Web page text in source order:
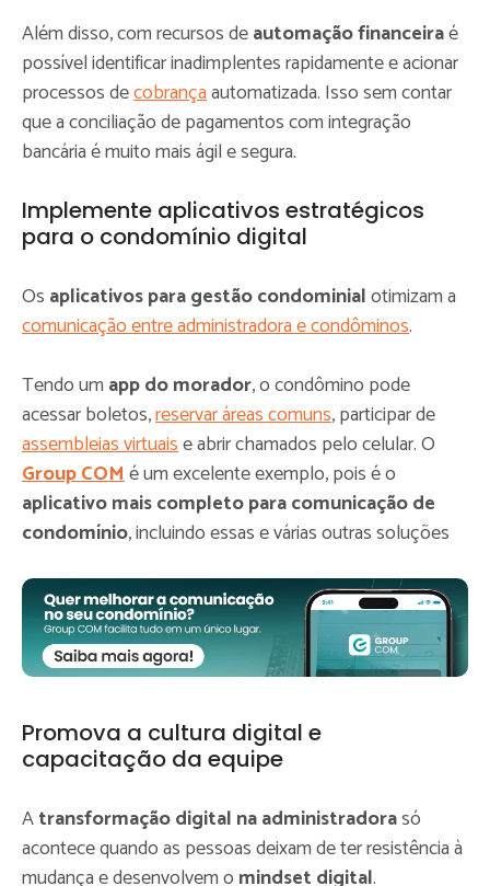
Além disso, com recursos deautomação financeiraé
possível identificar inadimplentes rapidamente e acionar
processos decobrançaautomatizada. Isso sem contar
que a conciliação de pagamentos com integração
bancária é muito mais ágil e segura.
Implemente aplicativos estratégicos
para o condomínio digital
Os aplicativos para gestão condominialotimizam a
comunicação entre administradora e condôminos.
Tendo um app do morador, o condômino pode
acessar boletos,reservar áreas comuns, participar de
assembleias virtuaise abrir chamados pelo celular. O
Group COMé um excelente exemplo, pois é o
aplicativo mais completo para comunicação de
condomínio, incluindo essas e várias outras soluções
Promova a cultura digital e
capacitação da equipe
Atransformação digital na administradorasó
acontece quando as pessoas deixam de ter resistência à
mudança e desenvolvem o mindset digital.